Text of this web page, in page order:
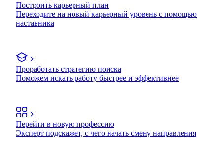
Построить карьерный план
Переходите на новый карьерный уровень с помощью
наставника
Проработать стратегию поиска
Поможем искать работу быстрее и эффективнее
Перейти в новую профессию
Эксперт подскажет, с чего начать смену направления